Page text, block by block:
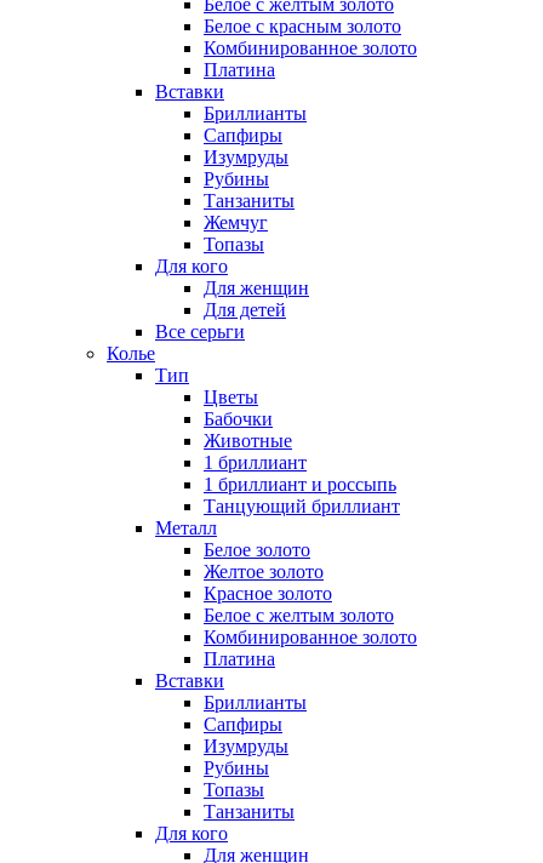
Белое с желтым золото
Белое с красным золото
Комбинированное золото
Платина
Вставки
Бриллианты
Сапфиры
Изумруды
Рубины
Танзаниты
Жемчуг
Топазы
Для кого
Для женщин
Для детей
Все серьги
Колье
Тип
Цветы
Бабочки
Животные
1 бриллиант
1 бриллиант и россыпь
Танцующий бриллиант
Металл
Белое золото
Желтое золото
Красное золото
Белое с желтым золото
Комбинированное золото
Платина
Вставки
Бриллианты
Сапфиры
Изумруды
Рубины
Топазы
Танзаниты
Для кого
Для женщин